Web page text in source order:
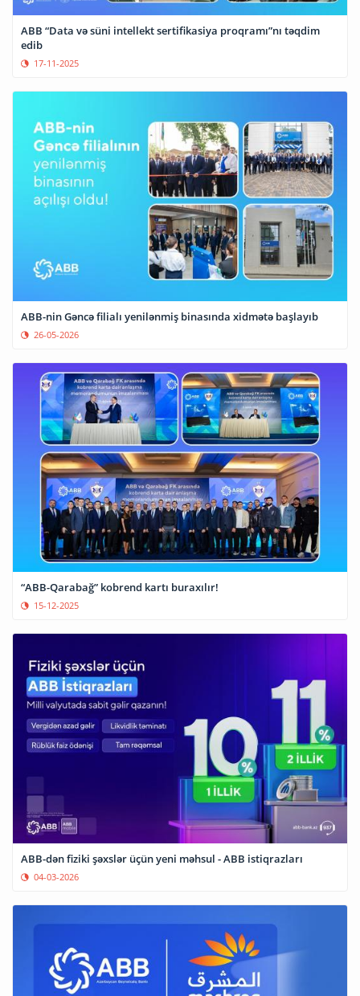
ABB “Data və süni intellekt sertifikasiya proqramı”nı təqdim
edib
17-11-2025
ABB-nin Gəncə filialı yenilənmiş binasında xidmətə başlayıb
26-05-2026
“ABB-Qarabağ” kobrend kartı buraxılır!
15-12-2025
ABB-dən fiziki şəxslər üçün yeni məhsul - ABB istiqrazları
04-03-2026